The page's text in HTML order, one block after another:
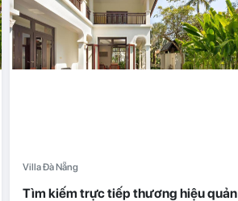
Villa Đà Nẵng
Tìm kiếm trực tiếp thương hiệu quản